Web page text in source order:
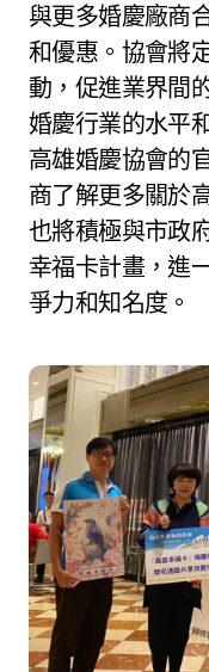
與更多婚慶廠商
和優惠。協會將
動，促進業界間
婚慶行業的水平
高雄婚慶協會的
商了解更多關於
也將積極與市政
幸福卡計畫，進
爭力和知名度。